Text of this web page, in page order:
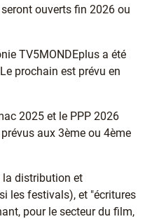
ouverts fin 2026 ou
TV5MONDEplus a été
prochain est prévu en
2025 et le PPP 2026
aux 3ème ou 4ème
la distribution et
les festivals), et "écritures
pour le secteur du film,